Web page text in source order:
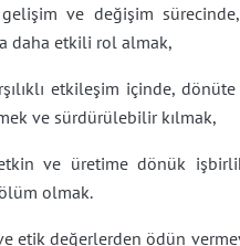
gelişim ve değişim
daha etkili rol almak,
etkileşim içinde,
ve sürdürülebilir kılmak,
ve üretime dönük
olmak.
etik değerlerden ödün